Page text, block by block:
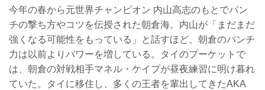
今年の春から元世界チャンピオン 内山高志のもとでパン
チの撃ち方やコツを伝授された朝倉海。内山が「まだまだ
強くなる可能性をもっている」と話すほど、朝倉のパンチ
力は以前よりパワーを増している。タイのプーケットで
は、朝倉の対戦相手マネル・ケイプが昼夜練習に明け暮れ
ていた。タイに移住し、多くの王者を輩出してきたAKA